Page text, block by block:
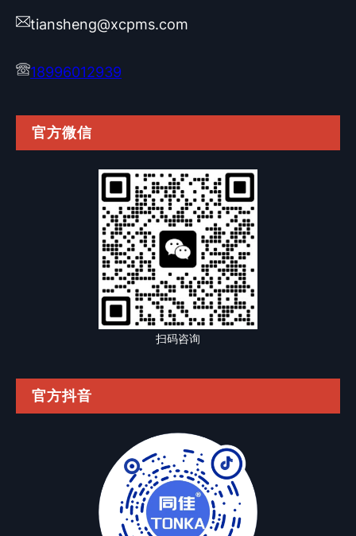
tiansheng@xcpms.com
18996012939
官方微信
扫码咨询
官方抖音